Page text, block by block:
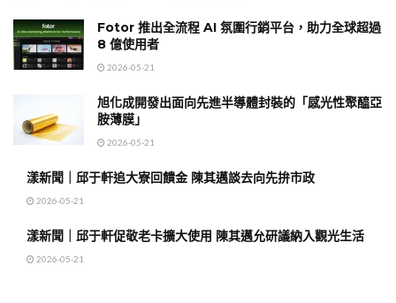
Fotor 推出全流程 AI 氛圍行銷平台，助力全球超過
8 億使用者
2026-05-21
旭化成開發出面向先進半導體封裝的「感光性聚醯亞
胺薄膜」
2026-05-21
漾新聞｜邱于軒追大寮回饋金 陳其邁談去向先拚市政
2026-05-21
漾新聞｜邱于軒促敬老卡擴大使用 陳其邁允研議納入觀光生活
2026-05-21